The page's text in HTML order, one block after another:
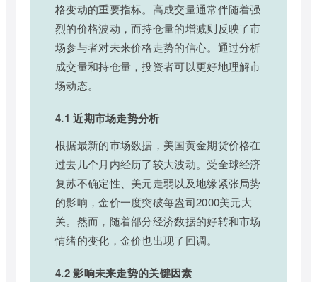
格变动的重要指标。高成交量通常伴随着强
烈的价格波动，而持仓量的增减则反映了市
场参与者对未来价格走势的信心。通过分析
成交量和持仓量，投资者可以更好地理解市
场动态。
4.1 近期市场走势分析
根据最新的市场数据，美国黄金期货价格在
过去几个月内经历了较大波动。受全球经济
复苏不确定性、美元走弱以及地缘紧张局势
的影响，金价一度突破每盎司2000美元大
关。然而，随着部分经济数据的好转和市场
情绪的变化，金价也出现了回调。
4.2 影响未来走势的关键因素